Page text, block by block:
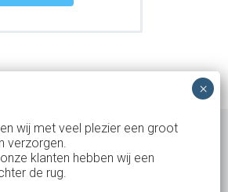
wij met veel plezier een groot
verzorgen.
klanten hebben wij een
de rug.